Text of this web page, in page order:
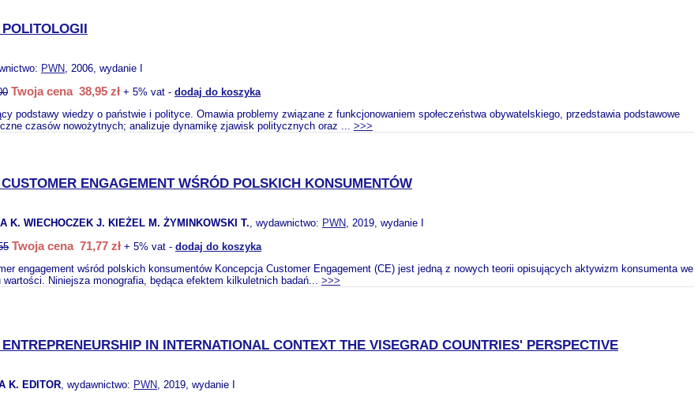
PWN, 2006, wydanie I
Twoja cena 38,95 zł + 5% vat - dodaj do koszyka
podstawy wiedzy o państwie i polityce. Omawia problemy związane z funkcjonowaniem społeczeństwa obywatelskiego, przedstawia podstawowe
czasów nowożytnych; analizuje dynamikę zjawisk politycznych oraz ... >>>
ENGAGEMENT WŚRÓD POLSKICH KONSUMENTÓW
K. WIECHOCZEK J. KIEŻEL M. ŻYMINKOWSKI T., wydawnictwo: PWN, 2019, wydanie I
Twoja cena 71,77 zł + 5% vat - dodaj do koszyka
engagement wśród polskich konsumentów Koncepcja Customer Engagement (CE) jest jedną z nowych teorii opisujących aktywizm konsumenta we
wartości. Niniejsza monografia, będąca efektem kilkuletnich badań... >>>
IN INTERNATIONAL CONTEXT THE VISEGRAD COUNTRIES' PERSPECTIVE
K. EDITOR, wydawnictwo: PWN, 2019, wydanie I